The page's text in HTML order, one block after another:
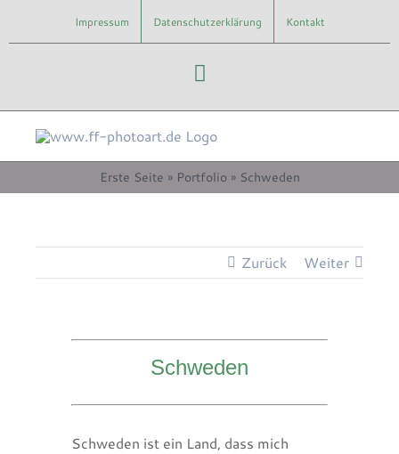
Impressum Datenschutzerklärung Kontakt
Instagram
Erste Seite » Portfolio» Schweden
Zurück Weiter
Schweden
Schweden ist ein Land, dass mich